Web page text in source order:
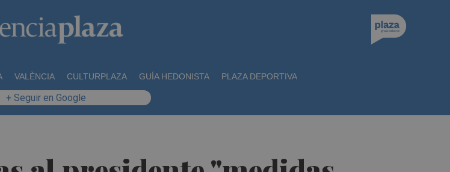
VALÈNCIA CULTURPLAZA GUÍA HEDONISTA PLAZA DEPORTIVA
+ Seguir en Google